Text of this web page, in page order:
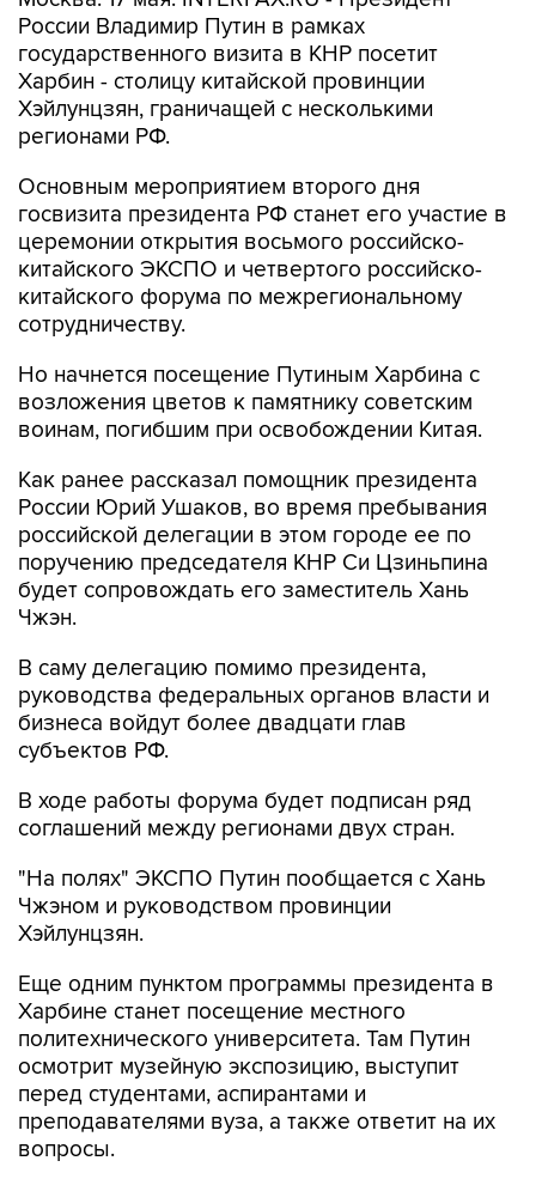
России Владимир Путин в рамках
государственного визита в КНР посетит
Харбин - столицу китайской провинции
Хэйлунцзян, граничащей с несколькими
регионами РФ.
Основным мероприятием второго дня
госвизита президента РФ станет его участие в
церемонии открытия восьмого российско-
китайского ЭКСПО и четвертого российско-
китайского форума по межрегиональному
сотрудничеству.
Но начнется посещение Путиным Харбина с
возложения цветов к памятнику советским
воинам, погибшим при освобождении Китая.
Как ранее рассказал помощник президента
России Юрий Ушаков, во время пребывания
российской делегации в этом городе ее по
поручению председателя КНР Си Цзиньпина
будет сопровождать его заместитель Хань
Чжэн.
В саму делегацию помимо президента,
руководства федеральных органов власти и
бизнеса войдут более двадцати глав
субъектов РФ.
В ходе работы форума будет подписан ряд
соглашений между регионами двух стран.
"На полях" ЭКСПО Путин пообщается с Хань
Чжэном и руководством провинции
Хэйлунцзян.
Еще одним пунктом программы президента в
Харбине станет посещение местного
политехнического университета. Там Путин
осмотрит музейную экспозицию, выступит
перед студентами, аспирантами и
преподавателями вуза, а также ответит на их
вопросы.